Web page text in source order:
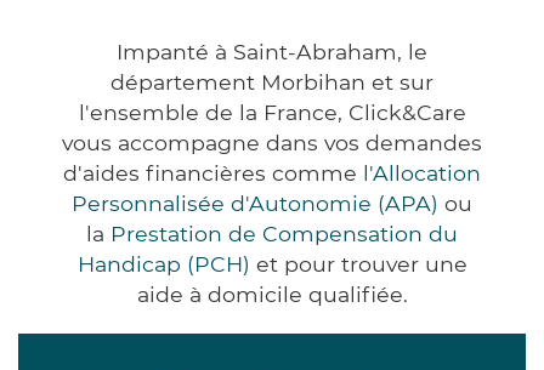
Impanté à Saint-Abraham, le
département Morbihan et sur
l'ensemble de la France, Click&Care
vous accompagne dans vos demandes
d'aides financières comme l'Allocation
Personnalisée d'Autonomie (APA) ou
la Prestation de Compensation du
Handicap (PCH) et pour trouver une
aide à domicile qualifiée.